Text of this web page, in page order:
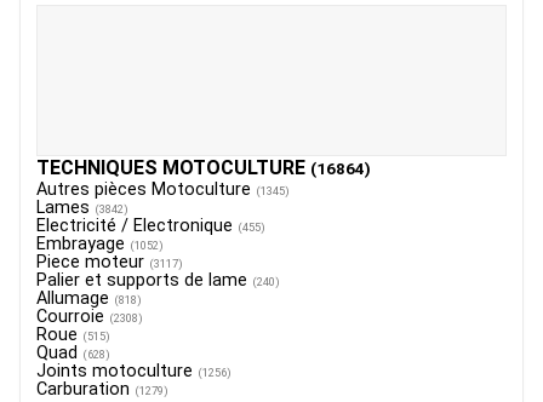
TECHNIQUES MOTOCULTURE (16864)
Autres pièces Motoculture (1345)
Lames (3842)
Electricité / Electronique (455)
Embrayage (1052)
Piece moteur (3117)
Palier et supports de lame (240)
Allumage (818)
Courroie (2308)
Roue (515)
Quad (628)
Joints motoculture (1256)
Carburation (1279)